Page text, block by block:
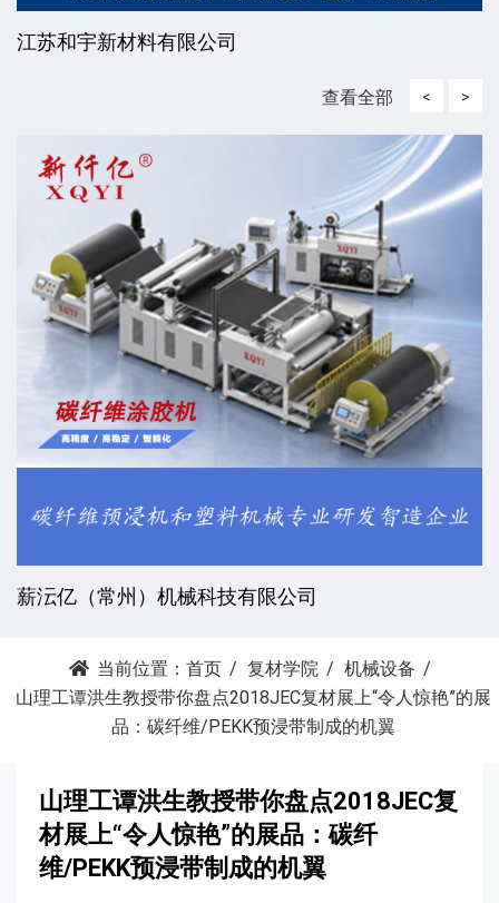
江苏和宇新材料有限公司
查看全部 <
薪沄亿（常州）机械科技有限公司
>
当前位置： 首页 复材学院
机械设备
山理工谭洪生教授带你盘点2018JEC复材展上“令人惊艳”的展
品：碳纤维/PEKK预浸带制成的机翼
山理工谭洪生教授带你盘点2018JEC复
材展上“令人惊艳”的展品：碳纤
维/PEKK预浸带制成的机翼